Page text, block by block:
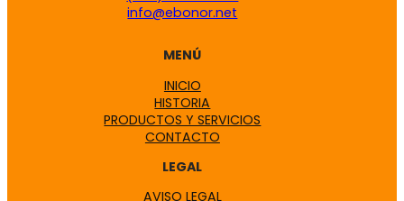
info@ebonor.net
MENÚ
INICIO
HISTORIA
PRODUCTOS Y SERVICIOS
CONTACTO
LEGAL
AVISO LEGAL